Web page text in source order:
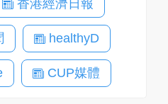
香港經濟日報
healthyD
CUP媒體